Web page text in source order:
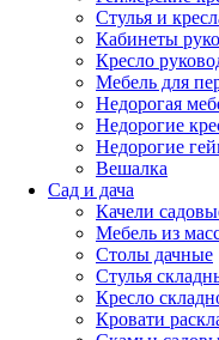
Стулья и
Кабинеты
Кресло
Мебель для
Недорогая
Недорогие
Недорогие
Вешалка
Сад и дача
Качели
Мебель из
Столы дачные
Стулья
Кресло
Кровати